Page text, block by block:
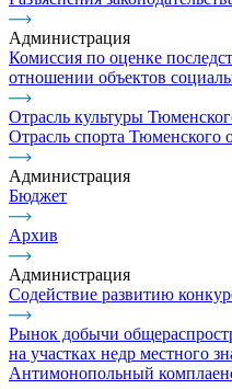
Администрация
Комиссия по оценке
отношении объектов
Отрасль культуры
Отрасль спорта Тюменского
Администрация
Бюджет
Архив
Администрация
Содействие развитию
Рынок добычи
на участках недр местного
Антимонопольный